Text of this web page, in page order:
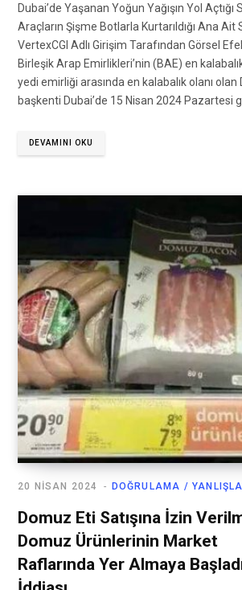
Dubai’de Yaşanan Yoğun Yağışın Yol Açtığı
Araçların Şişme Botlarla Kurtarıldığı Ana Ait
VertexCGI Adlı Girişim Tarafından Görsel
Birleşik Arap Emirlikleri’nin (BAE) en
yedi emirliği arasında en kalabalık olanı olan
başkenti Dubai’de 15 Nisan 2024 Pazartesi
DEVAMINI OKU
DOĞRULAMA /
20 NISAN 2024
Domuz Eti Satışına İzin
Domuz Ürünlerinin Market
Raflarında Yer Almaya